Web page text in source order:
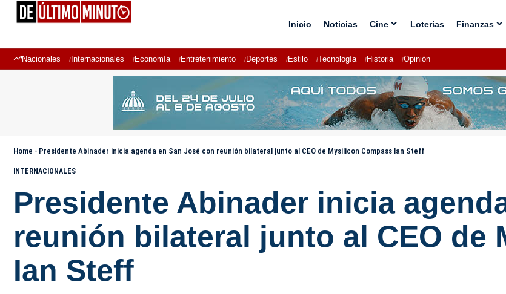
Inicio Noticias Cine Loterías Finanzas
Nacionales Internacionales Economía Entretenimiento Deportes Estilo Tecnología Historia Opinión
Home - Presidente Abinader inicia agenda en San José con reunión bilateral junto al CEO de Mysilicon Compass Ian Steff
INTERNACIONALES
Presidente Abinader inicia
reunión bilateral junto al CEO de
Ian Steff